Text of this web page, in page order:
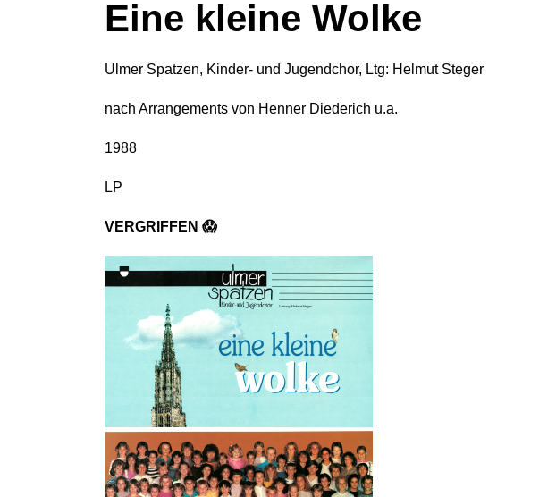
Eine kleine Wolke
Ulmer Spatzen, Kinder- und Jugendchor, Ltg: Helmut Steger
nach Arrangements von Henner Diederich u.a.
1988
LP
VERGRIFFEN 😱